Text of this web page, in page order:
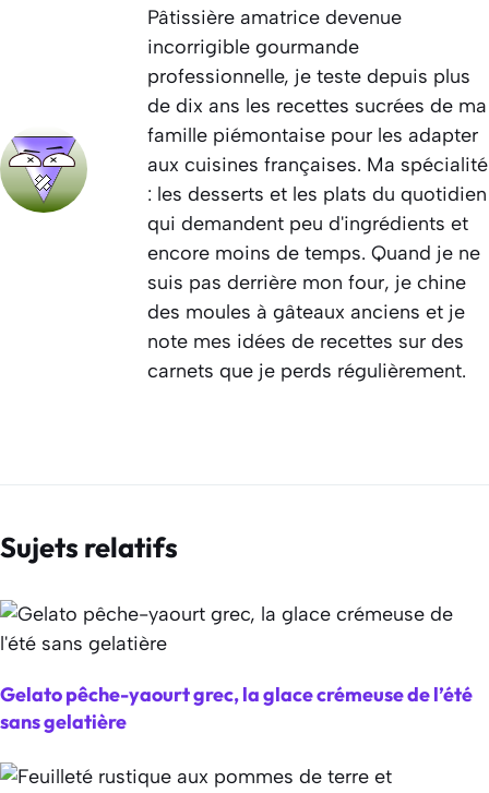
Pâtissière amatrice devenue
incorrigible gourmande
professionnelle, je teste depuis plus
de dix ans les recettes sucrées de ma
famille piémontaise pour les adapter
aux cuisines françaises. Ma spécialité
: les desserts et les plats du quotidien
qui demandent peu d'ingrédients et
encore moins de temps. Quand je ne
suis pas derrière mon four, je chine
des moules à gâteaux anciens et je
note mes idées de recettes sur des
carnets que je perds régulièrement.
Sujets relatifs
Gelato pêche-yaourt grec, la glace crémeuse de l’été
sans gelatière